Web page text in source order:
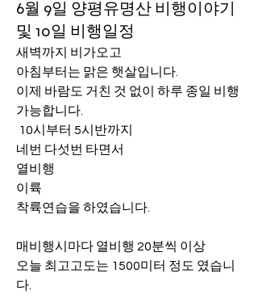
6월 9일 양평유명산 비행이야기
및 10일 비행일정
새벽까지 비가오고
아침부터는 맑은 햇살입니다.
이제 바람도 거친 것 없이 하루 종일 비행
가능합니다.
10시부터 5시반까지
네번 다섯번 타면서
열비행
이륙
착륙연습을 하였습니다.
매비행시마다 열비행 20분씩 이상
오늘 최고고도는 1500미터 정도 였습니
다.